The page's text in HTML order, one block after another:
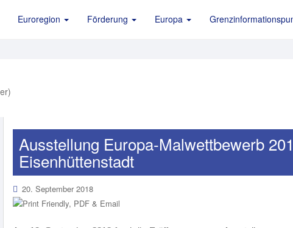
Euroregion Förderung Europa
Ausstellung Europa-Malwettbewerb
Eisenhüttenstadt
20. September 2018